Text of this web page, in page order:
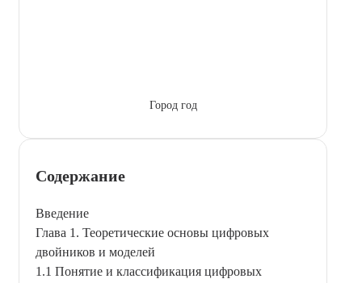
Город год
Содержание
Введение
Глава 1. Теоретические основы цифровых
двойников и моделей
1.1 Понятие и классификация цифровых